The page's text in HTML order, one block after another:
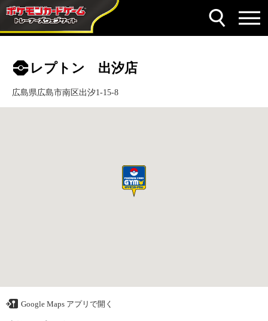
レプトン 出汐店
広島県広島市南区出汐1-15-8
Google Maps アプリで開く